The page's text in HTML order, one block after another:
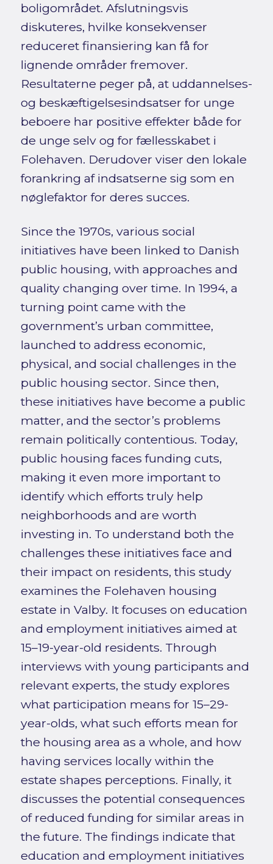
boligområdet. Afslutningsvis
diskuteres, hvilke konsekvenser
reduceret finansiering kan få for
lignende områder fremover.
Resultaterne peger på, at uddannelses-
og beskæftigelsesindsatser for unge
beboere har positive effekter både for
de unge selv og for fællesskabet i
Folehaven. Derudover viser den lokale
forankring af indsatserne sig som en
nøglefaktor for deres succes.
Since the 1970s, various social
initiatives have been linked to Danish
public housing, with approaches and
quality changing over time. In 1994, a
turning point came with the
government’s urban committee,
launched to address economic,
physical, and social challenges in the
public housing sector. Since then,
these initiatives have become a public
matter, and the sector’s problems
remain politically contentious. Today,
public housing faces funding cuts,
making it even more important to
identify which efforts truly help
neighborhoods and are worth
investing in. To understand both the
challenges these initiatives face and
their impact on residents, this study
examines the Folehaven housing
estate in Valby. It focuses on education
and employment initiatives aimed at
15–19-year-old residents. Through
interviews with young participants and
relevant experts, the study explores
what participation means for 15–29-
year-olds, what such efforts mean for
the housing area as a whole, and how
having services locally within the
estate shapes perceptions. Finally, it
discusses the potential consequences
of reduced funding for similar areas in
the future. The findings indicate that
education and employment initiatives